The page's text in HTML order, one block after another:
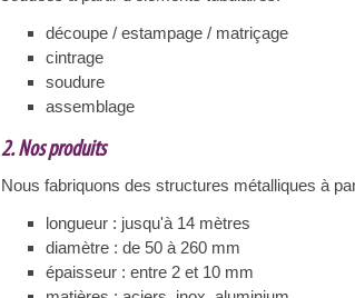
découpe / estampage / matriçage
cintrage
soudure
assemblage
2. Nos produits
Nous fabriquons des structures métalliques à
longueur : jusqu'à 14 mètres
diamètre : de 50 à 260 mm
épaisseur : entre 2 et 10 mm